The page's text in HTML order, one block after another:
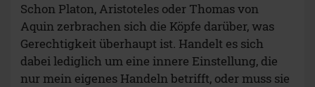
Schon Platon, Aristoteles oder Thomas von
Aquin zerbrachen sich die Köpfe darüber, was
Gerechtigkeit überhaupt ist. Handelt es sich
dabei lediglich um eine innere Einstellung, die
nur mein eigenes Handeln betrifft, oder muss sie